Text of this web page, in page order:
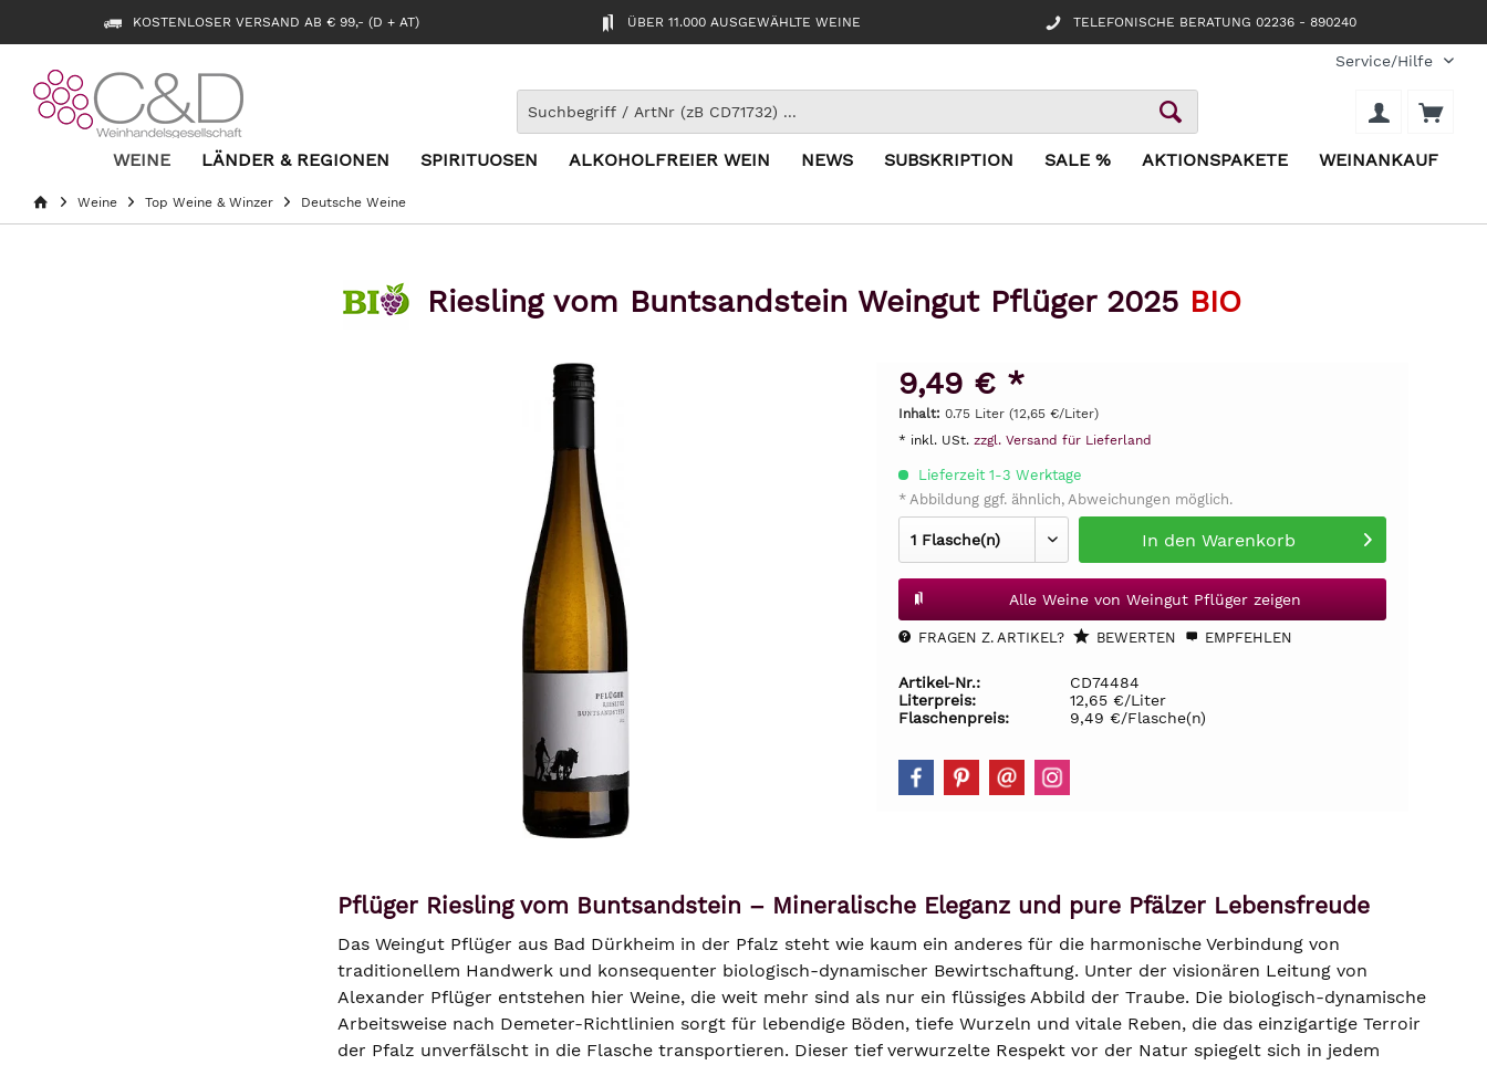
KOSTENLOSER VERSAND AB € 99,- (D + AT) ÜBER 11.000 AUSGEWÄHLTE WEINE TELEFONISCHE BERATUNG 02236 - 890240
Service/Hilfe
WEINE LÄNDER & REGIONEN SPIRITUOSEN ALKOHOLFREIER WEIN NEWS SUBSKRIPTION SALE % AKTIONSPAKETE WEINANKAUF
Weine Top Weine & Winzer Deutsche Weine
Riesling vom Buntsandstein Weingut Pflüger 2025 BIO
9,49 € *
Inhalt: 0.75 Liter (12,65 €/Liter)
* inkl. USt. zzgl. Versand für Lieferland
Lieferzeit 1-3 Werktage
* Abbildung ggf. ähnlich, Abweichungen möglich.
In den Warenkorb
Alle Weine von Weingut Pflüger zeigen
FRAGEN Z. ARTIKEL? BEWERTEN EMPFEHLEN
Artikel-Nr.:
CD74484
Literpreis:
12,65 €/Liter
Flaschenpreis:
9,49 €/Flasche(n)
Pflüger Riesling vom Buntsandstein – Mineralische Eleganz und pure Pfälzer Lebensfreude
Das Weingut Pflüger aus Bad Dürkheim in der Pfalz steht wie kaum ein anderes für die harmonische Verbindung von
traditionellem Handwerk und konsequenter biologisch-dynamischer Bewirtschaftung. Unter der visionären Leitung von
Alexander Pflüger entstehen hier Weine, die weit mehr sind als nur ein flüssiges Abbild der Traube. Die biologisch-dynamische
Arbeitsweise nach Demeter-Richtlinien sorgt für lebendige Böden, tiefe Wurzeln und vitale Reben, die das einzigartige Terroir
der Pfalz unverfälscht in die Flasche transportieren. Dieser tief verwurzelte Respekt vor der Natur spiegelt sich in jedem